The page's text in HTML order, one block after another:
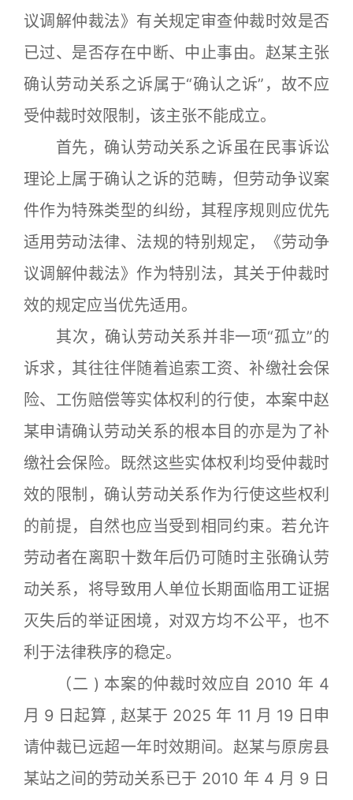
议调解仲裁法》有关规定审查仲裁时效是否
已过、是否存在中断、中止事由。赵某主张
确认劳动关系之诉属于“确认之诉”，故不应
受仲裁时效限制，该主张不能成立。
首先，确认劳动关系之诉虽在民事诉讼
理论上属于确认之诉的范畴，但劳动争议案
件作为特殊类型的纠纷，其程序规则应优先
适用劳动法律、法规的特别规定，《劳动争
议调解仲裁法》作为特别法，其关于仲裁时
效的规定应当优先适用。
其次，确认劳动关系并非一项“孤立”的
诉求，其往往伴随着追索工资、补缴社会保
险、工伤赔偿等实体权利的行使，本案中赵
某申请确认劳动关系的根本目的亦是为了补
缴社会保险。既然这些实体权利均受仲裁时
效的限制，确认劳动关系作为行使这些权利
的前提，自然也应当受到相同约束。若允许
劳动者在离职十数年后仍可随时主张确认劳
动关系，将导致用人单位长期面临用工证据
灭失后的举证困境，对双方均不公平，也不
利于法律秩序的稳定。
（二 ) 本案的仲裁时效应自 2010 年 4
月 9 日起算 , 赵某于 2025 年 11 月 19 日申
请仲裁已远超一年时效期间。赵某与原房县
某站之间的劳动关系已于 2010 年 4 月 9 日